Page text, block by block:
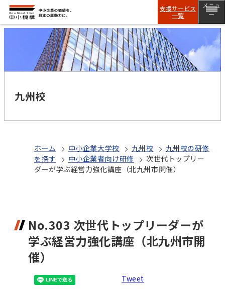
支援サービス
一覧
メニュ
ー
九州校
ホーム 中小企業大学校 九州校
九州校の研修
を探す
中小企業者向け研修
次世代トップリー
ダーが学ぶ経営力強化講座（北九州市開催）
No.303 次世代トップリーダーが
学ぶ経営力強化講座（北九州市開
催）
Tweet